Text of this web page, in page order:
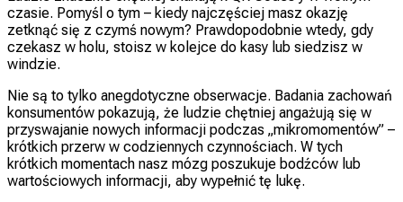
czasie. Pomyśl o tym – kiedy najczęściej masz okazję
zetknąć się z czymś nowym? Prawdopodobnie wtedy, gdy
czekasz w holu, stoisz w kolejce do kasy lub siedzisz w
windzie.
Nie są to tylko anegdotyczne obserwacje. Badania zachowań
konsumentów pokazują, że ludzie chętniej angażują się w
przyswajanie nowych informacji podczas „mikromomentów” –
krótkich przerw w codziennych czynnościach. W tych
krótkich momentach nasz mózg poszukuje bodźców lub
wartościowych informacji, aby wypełnić tę lukę.